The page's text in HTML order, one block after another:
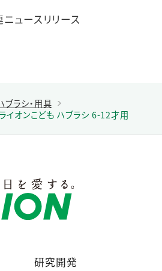
ュースリリース
ブラシ・用具
ライオンこども ハブラシ 6-12才用
研究開発